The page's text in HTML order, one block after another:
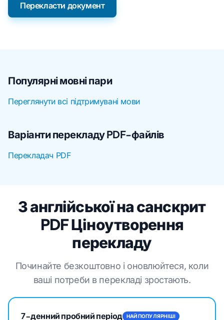
Перекласти документ
Популярні мовні пари
Переглянути всі підтримувані мови
Варіанти перекладу PDF-файлів
Перекладач PDF
З англійської на санскрит
PDF Ціноутворення
перекладу
Починайте безкоштовно і оновлюйтеся, коли
ваші потреби в перекладі зростають.
7-денний пробний період НАЙПОПУЛЯРНІШІ